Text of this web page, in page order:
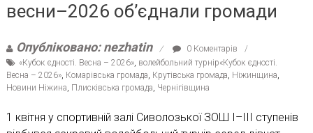
весни–2026 об’єднали громади
Опубліковано: nezhatin
0 Коментарів
«Кубок єдності. Весна – 2026», волейбольний турнір«Кубок єдності.
Весна – 2026», Комарівська громада, Крутівська громада, Ніжинщина,
Новини Ніжина, Плисківська громада, Чернігівщина
1 квітня у спортивній залі Сиволозької ЗОШ І–ІІІ ступенів